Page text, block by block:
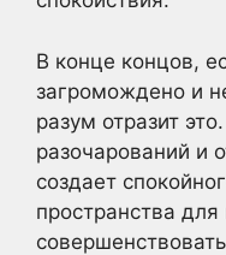
В конце концов,
загромождено и
разум отразит
разочарований и
создает
пространства